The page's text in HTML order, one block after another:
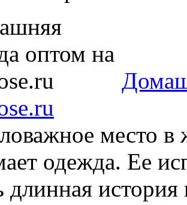
место в
одежда. Ее
длинная